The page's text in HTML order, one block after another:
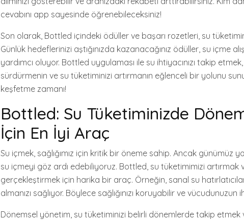
cevabını app sayesinde öğrenebileceksiniz!
Son olarak, Bottled içindeki ödüller ve başarı rozetleri, su
Günlük hedeflerinizi aştığınızda kazanacağınız ödüller, su içme
yardımcı oluyor. Bottled uygulaması ile su ihtiyacınızı takip
sürdürmenin ve su tüketiminizi artırmanın eğlenceli bir yolunu
keşfetme zamanı!
Bottled: Su Tüketiminizde
İçin En İyi Araç
Su içmek, sağlığımız için kritik bir öneme sahip. Ancak günümüz
su içmeyi göz ardı edebiliyoruz. Bottled, su tüketimimizi
gerçekleştirmek için harika bir araç. Örneğin, sanal su
almanızı sağlıyor. Böylece sağlığınızı koruyabilir ve
Dönemsel yönetim, su tüketiminizi belirli dönemlerde takip etmek